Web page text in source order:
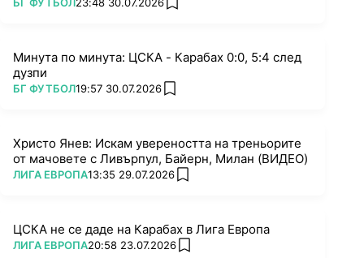
add favorites
Минута по минута: ЦСКА - Карабах 0:0, 5:4 след
дузпи
ПОВЕЧЕ ОТ
БГ ФУТБОЛ19:57 30.07.2026 add favorites
Христо Янев: Искам увереността на треньорите
от мачовете с Ливърпул, Байерн, Милан (ВИДЕО)
ПОВЕЧЕ ОТ
ЛИГА ЕВРОПА13:35 29.07.2026 add favorites
ЦСКА не се даде на Карабах в Лига Европа
ПОВЕЧЕ ОТ
ЛИГА ЕВРОПА20:58 23.07.2026 add favorites